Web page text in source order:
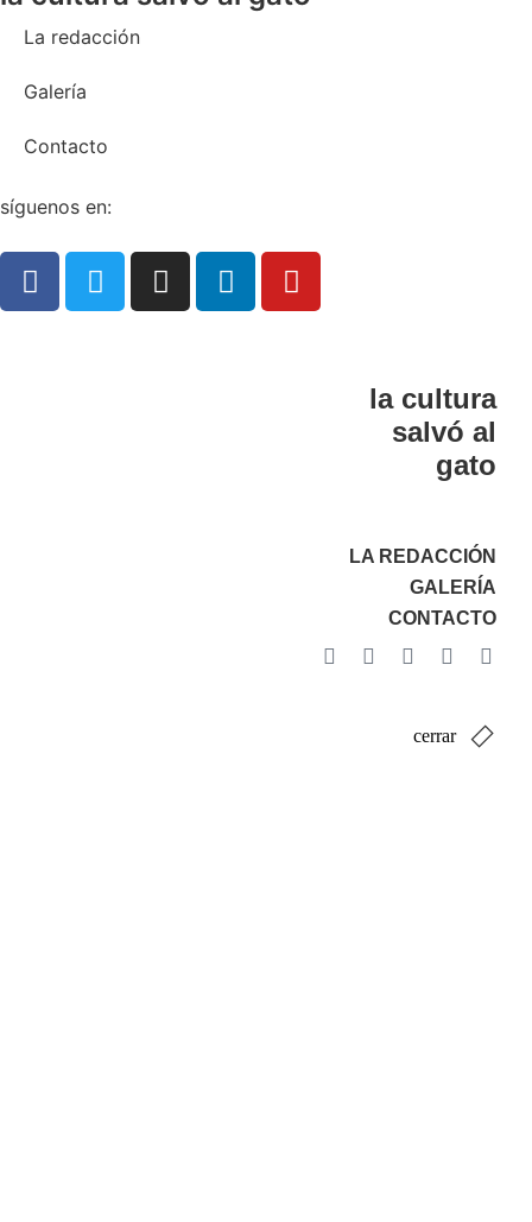
La redacción
Galería
Contacto
síguenos en:
la cultura
salvó al
gato
LA REDACCIÓN
GALERÍA
CONTACTO
cerrar